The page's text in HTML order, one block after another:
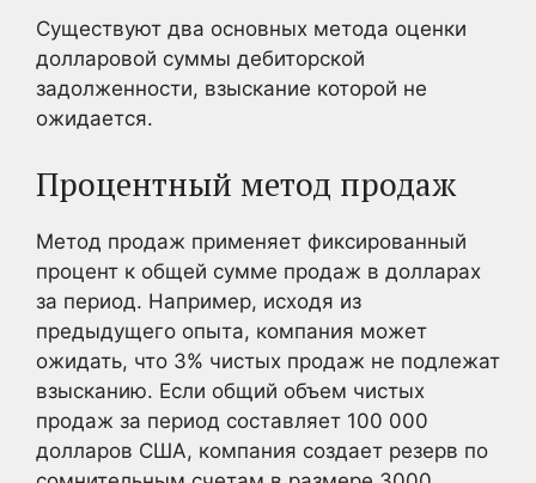
Существуют два основных метода оценки
долларовой суммы дебиторской
задолженности, взыскание которой не
ожидается.
Процентный метод продаж
Метод продаж применяет фиксированный
процент к общей сумме продаж в долларах
за период. Например, исходя из
предыдущего опыта, компания может
ожидать, что 3% чистых продаж не подлежат
взысканию. Если общий объем чистых
продаж за период составляет 100 000
долларов США, компания создает резерв по